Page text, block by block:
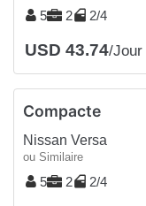
5 2 2/4
USD 43.74/Jour
Compacte
Nissan Versa
ou Similaire
5 2 2/4